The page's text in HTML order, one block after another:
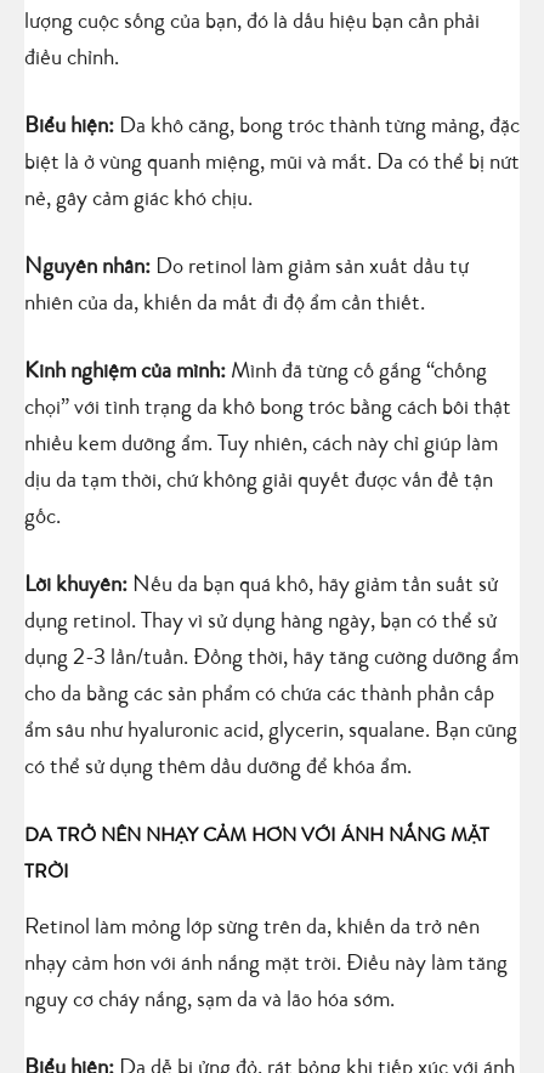
lượng cuộc sống của bạn, đó là dấu hiệu bạn cần phải
điều chỉnh.
Biểu hiện: Da khô căng, bong tróc thành từng mảng, đặc
biệt là ở vùng quanh miệng, mũi và mắt. Da có thể bị nứt
nẻ, gây cảm giác khó chịu.
Nguyên nhân: Do retinol làm giảm sản xuất dầu tự
nhiên của da, khiến da mất đi độ ẩm cần thiết.
Kinh nghiệm của mình: Mình đã từng cố gắng “chống
chọi” với tình trạng da khô bong tróc bằng cách bôi thật
nhiều kem dưỡng ẩm. Tuy nhiên, cách này chỉ giúp làm
dịu da tạm thời, chứ không giải quyết được vấn đề tận
gốc.
Lời khuyên: Nếu da bạn quá khô, hãy giảm tần suất sử
dụng retinol. Thay vì sử dụng hàng ngày, bạn có thể sử
dụng 2-3 lần/tuần. Đồng thời, hãy tăng cường dưỡng ẩm
cho da bằng các sản phẩm có chứa các thành phần cấp
ẩm sâu như hyaluronic acid, glycerin, squalane. Bạn cũng
có thể sử dụng thêm dầu dưỡng để khóa ẩm.
DA TRỞ NÊN NHẠY CẢM HƠN VỚI ÁNH NẮNG MẶT
TRỜI
Retinol làm mỏng lớp sừng trên da, khiến da trở nên
nhạy cảm hơn với ánh nắng mặt trời. Điều này làm tăng
nguy cơ cháy nắng, sạm da và lão hóa sớm.